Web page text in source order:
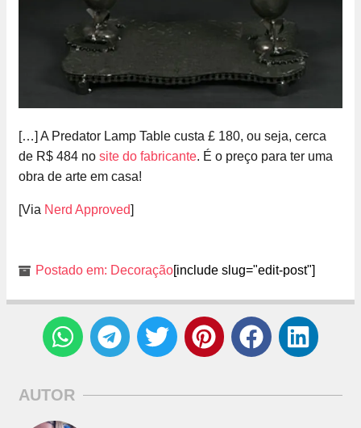
[…] A Predator Lamp Table custa £ 180, ou seja, cerca
de R$ 484 no site do fabricante. É o preço para ter uma
obra de arte em casa!
[Via Nerd Approved]
Postado em: Decoração[include slug="edit-post"]
AUTOR